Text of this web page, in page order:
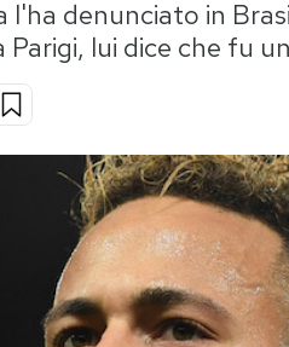
l'ha denunciato in
Parigi, lui dice che fu